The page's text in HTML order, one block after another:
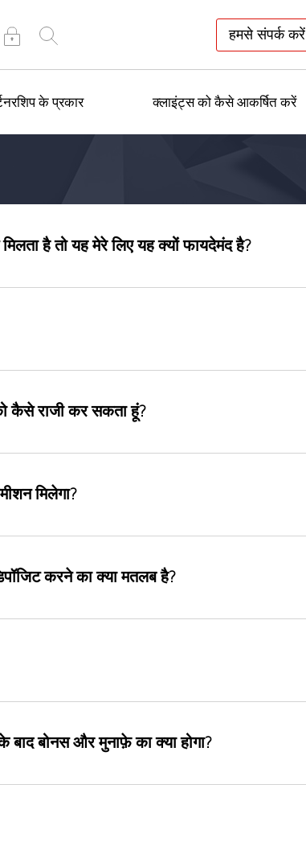
हमसे संपर्क करें
के प्रकार क्लाइंट्स को कैसे आकर्षित करें
है तो यह मेरे लिए यह क्यों फायदेमंद है?
कैसे राजी कर सकता हूं?
मिलेगा?
करने का क्या मतलब है?
बोनस और मुनाफ़े का क्या होगा?